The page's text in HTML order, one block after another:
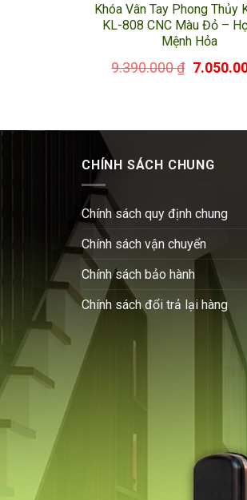
Khóa Vân Tay Phong Thủy
KL-808 CNC Màu Đỏ –
Mệnh Hỏa
9.390.000₫
CHÍNH SÁCH CHUNG
Chính sách quy định chung
Chính sách vận chuyển
Chính sách bảo hành
Chính sách đổi trả lại hàng